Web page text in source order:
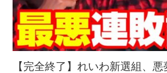
【完全終了】れいわ新選組、